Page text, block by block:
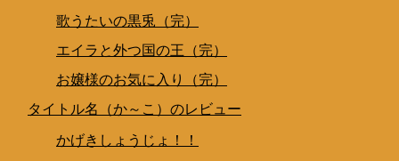
歌うたいの黒兎（完）
エイラと外つ国の王（完）
お嬢様のお気に入り（完）
タイトル名（か～こ）のレビュー
かげきしょうじょ！！